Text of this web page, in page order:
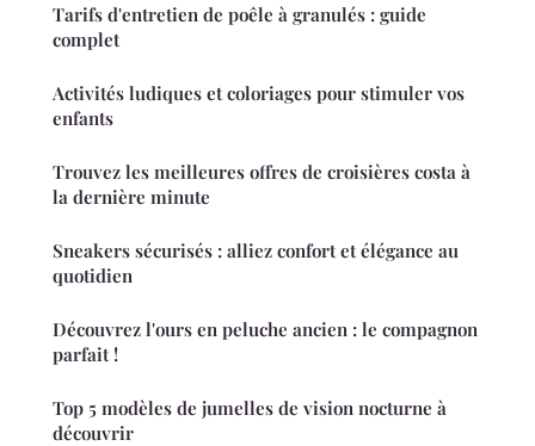
Tarifs d'entretien de poêle à granulés : guide
complet
Activités ludiques et coloriages pour stimuler vos
enfants
Trouvez les meilleures offres de croisières costa à
la dernière minute
Sneakers sécurisés : alliez confort et élégance au
quotidien
Découvrez l'ours en peluche ancien : le compagnon
parfait !
Top 5 modèles de jumelles de vision nocturne à
découvrir